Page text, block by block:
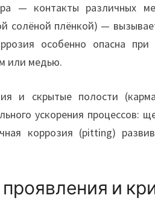
— контакты различных
солёной плёнкой) —
особенно опасна
или медью.
и скрытые полости
ускорения процессов:
коррозия (pitting)
и